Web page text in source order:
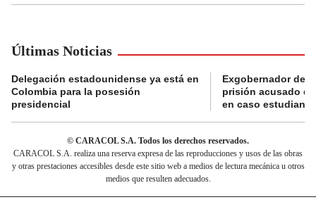
Últimas Noticias
Delegación estadounidense ya está en
Colombia para la posesión
presidencial
Exgobernador de
prisión acusado
en caso
© CARACOL S.A. Todos los derechos reservados.
CARACOL S.A. realiza una reserva expresa de las reproducciones y usos de las obras
y otras prestaciones accesibles desde este sitio web a medios de lectura mecánica u otros
medios que resulten adecuados.